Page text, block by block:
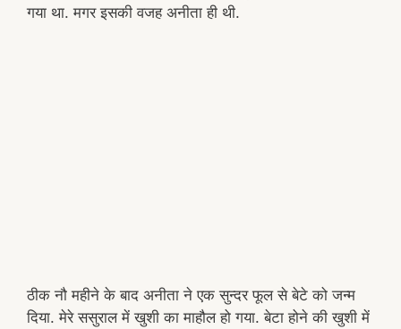
गया था. मगर इसकी वजह अनीता ही थी.
ठीक नौ महीने के बाद अनीता ने एक सुन्दर फूल से बेटे को जन्म
दिया. मेरे ससुराल में खुशी का माहौल हो गया. बेटा होने की खुशी में